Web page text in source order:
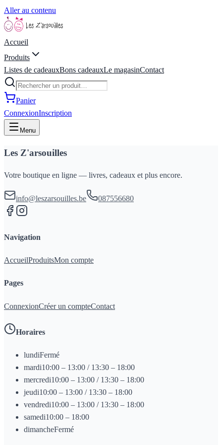
Aller au contenu
Accueil
Produits
Listes de cadeauxBons cadeauxLe magasinContact
Panier
ConnexionInscription
Menu
Les Z'arsouilles
Votre boutique en ligne — livres, cadeaux et plus encore.
info@leszarsouilles.be 087556680
Navigation
AccueilProduitsMon compte
Pages
ConnexionCréer un compteContact
Horaires
lundiFermé
mardi10:00 – 13:00 / 13:30 – 18:00
mercredi10:00 – 13:00 / 13:30 – 18:00
jeudi10:00 – 13:00 / 13:30 – 18:00
vendredi10:00 – 13:00 / 13:30 – 18:00
samedi10:00 – 18:00
dimancheFermé